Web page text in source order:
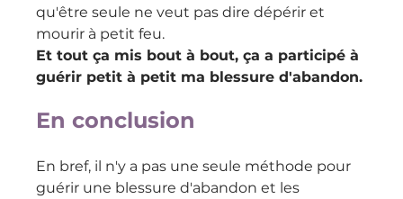
qu'être seule ne veut pas dire dépérir et
mourir à petit feu.
Et tout ça mis bout à bout, ça a participé à
guérir petit à petit ma blessure d'abandon.
En conclusion
En bref, il n'y a pas une seule méthode pour
guérir une blessure d'abandon et les